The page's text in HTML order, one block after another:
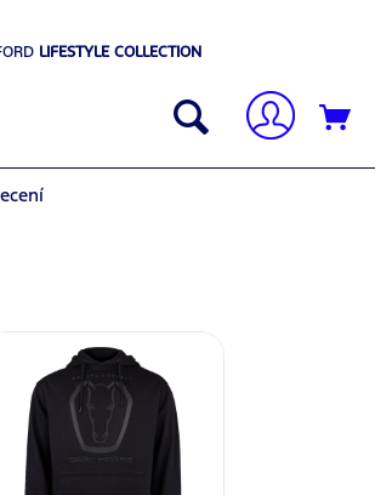
LIFESTYLE COLLECTION